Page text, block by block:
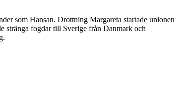
som Hansan. Drottning Margareta startade unionen
stränga fogdar till Sverige från Danmark och